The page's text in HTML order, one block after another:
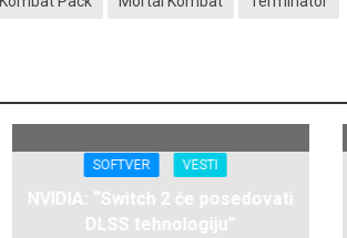
SOFTVER VESTI
NVIDIA: “Switch 2 će posedovati
DLSS tehnologiju”